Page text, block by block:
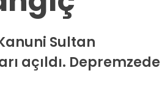
Sultan
açıldı. Depremzede